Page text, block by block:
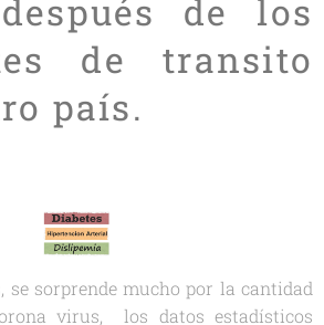
de los
de transito
país.
se sorprende mucho por la cantidad
virus, los datos estadísticos